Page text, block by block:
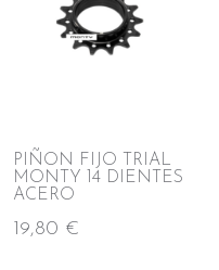
PIÑON FIJO TRIAL
MONTY 14 DIENTES
ACERO
19,80 €